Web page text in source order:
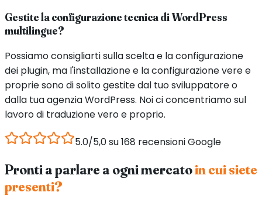
Gestite la configurazione tecnica di WordPress
multilingue?
Possiamo consigliarti sulla scelta e la configurazione
dei plugin, ma l'installazione e la configurazione vere e
proprie sono di solito gestite dal tuo sviluppatore o
dalla tua agenzia WordPress. Noi ci concentriamo sul
lavoro di traduzione vero e proprio.
5.0/5,0 su 168 recensioni Google
Pronti a parlare a ogni mercatoin cui siete
presenti?